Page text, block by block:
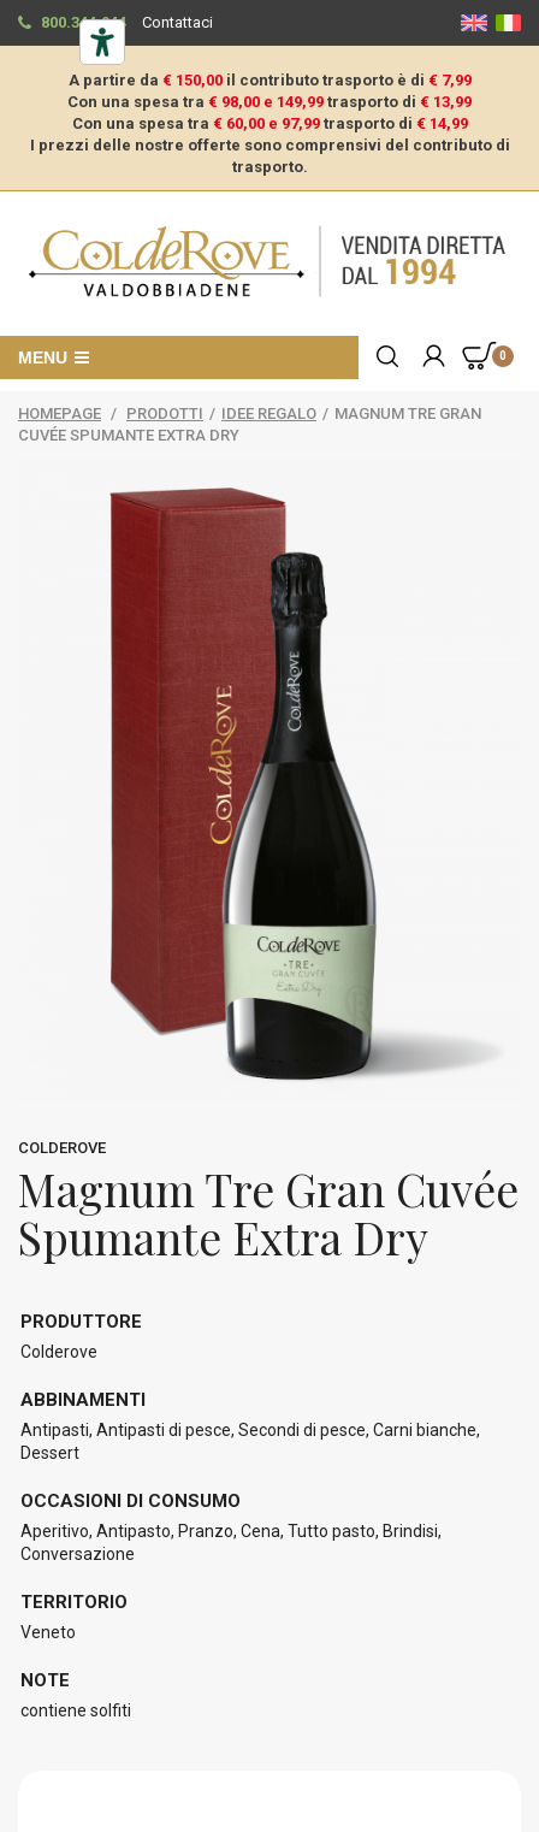
800.344.944 Contattaci
A partire da € 150,00il contributo trasporto è di € 7,99
Con una spesa tra € 98,00 e 149,99 trasporto di € 13,99
Con una spesa tra € 60,00 e 97,99trasporto di € 14,99
I prezzi delle nostre offerte sono comprensivi del contributo di
trasporto.
0
MENU
HOMEPAGE / PRODOTTI / IDEE REGALO / MAGNUM TRE GRAN
CUVÉE SPUMANTE EXTRA DRY
COLDEROVE
Magnum Tre Gran Cuvée
Spumante Extra Dry
PRODUTTORE
Colderove
ABBINAMENTI
Antipasti, Antipasti di pesce, Secondi di pesce, Carni bianche,
Dessert
OCCASIONI DI CONSUMO
Aperitivo, Antipasto, Pranzo, Cena, Tutto pasto, Brindisi,
Conversazione
TERRITORIO
Veneto
NOTE
contiene solfiti